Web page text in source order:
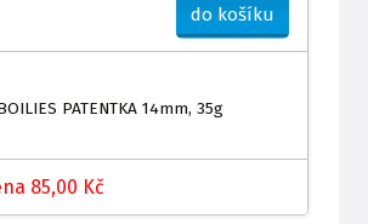
do košíku
PATENTKA 14mm, 35g
85,00 Kč